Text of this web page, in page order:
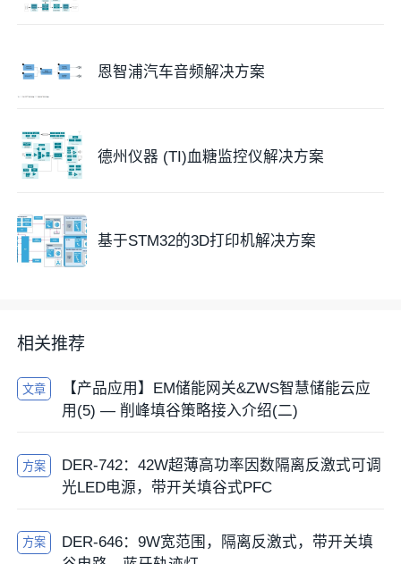
恩智浦汽车音频解决方案
德州仪器 (TI)血糖监控仪解决方案
基于STM32的3D打印机解决方案
相关推荐
文章
【产品应用】EM储能网关&ZWS智慧储能云应
用(5) — 削峰填谷策略接入介绍(二)
方案
DER-742：42W超薄高功率因数隔离反激式可调
光LED电源，带开关填谷式PFC
方案
DER-646：9W宽范围，隔离反激式，带开关填